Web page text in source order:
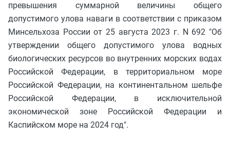
превышения суммарной величины общего
допустимого улова наваги в соответствии с приказом
Минсельхоза России от 25 августа 2023 г. N 692 "Об
утверждении общего допустимого улова водных
биологических ресурсов во внутренних морских водах
Российской Федерации, в территориальном море
Российской Федерации, на континентальном шельфе
Российской Федерации, в исключительной
экономической зоне Российской Федерации и
Каспийском море на 2024 год".